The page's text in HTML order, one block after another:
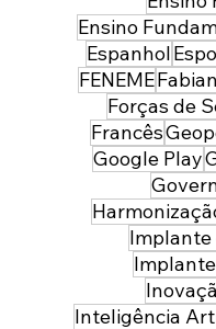
Ensino
Espanhol
FENEME
Forças de
Francês
Google Play
Implante